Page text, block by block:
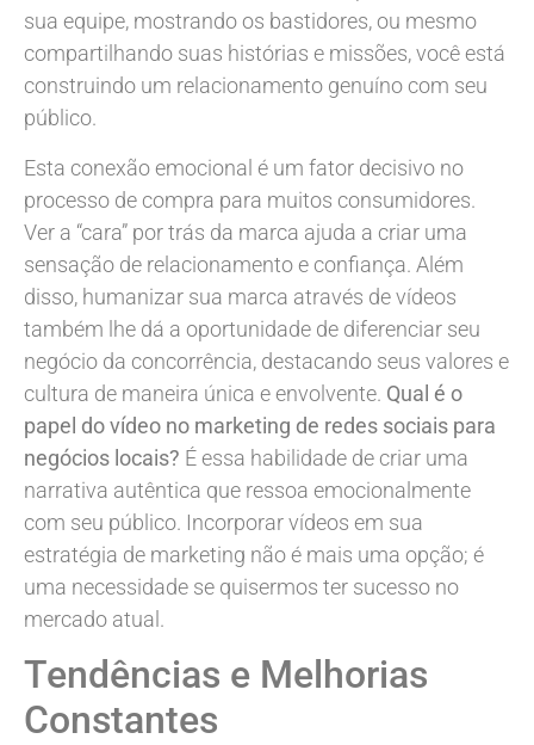
sua equipe, mostrando os bastidores, ou mesmo
compartilhando suas histórias e missões, você está
construindo um relacionamento genuíno com seu
público.
Esta conexão emocional é um fator decisivo no
processo de compra para muitos consumidores.
Ver a “cara” por trás da marca ajuda a criar uma
sensação de relacionamento e confiança. Além
disso, humanizar sua marca através de vídeos
também lhe dá a oportunidade de diferenciar seu
negócio da concorrência, destacando seus valores e
cultura de maneira única e envolvente. Qual é o
papel do vídeo no marketing de redes sociais para
negócios locais? É essa habilidade de criar uma
narrativa autêntica que ressoa emocionalmente
com seu público. Incorporar vídeos em sua
estratégia de marketing não é mais uma opção; é
uma necessidade se quisermos ter sucesso no
mercado atual.
Tendências e Melhorias
Constantes